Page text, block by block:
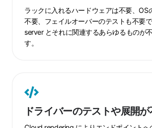
ラックに入れるハードウェアは不要、OS
不要、フェイルオーバーのテストも不要
server とそれに関連するあらゆるものが
す。
の
保
守
や
ル
ー
ドライバーのテストや展開
ド
イ